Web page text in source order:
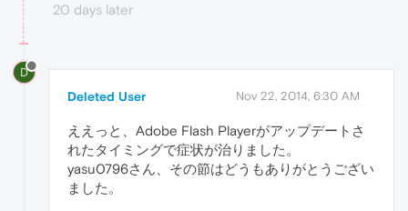
20 days later
D
Deleted User Nov 22, 2014, 6:30 AM
ええっと、Adobe Flash Playerがアップデートさ
れたタイミングで症状が治りました。
yasu0796さん、その節はどうもありがとうござい
ました。